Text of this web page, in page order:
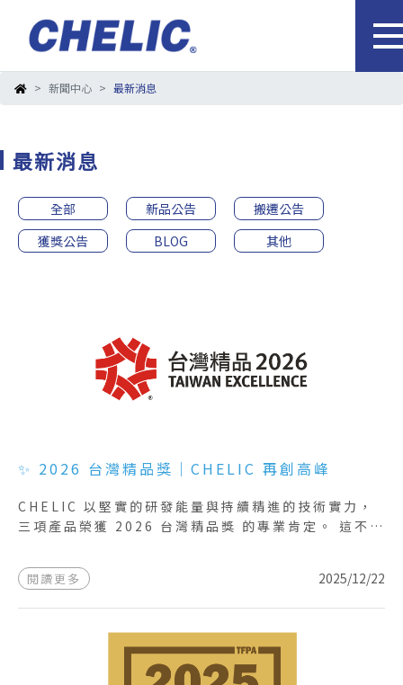
新聞中心 最新消息
最新消息
全部 新品公告
搬遷公告
獲獎公告
BLOG 其他
✨ 2026 台灣精品獎｜CHELIC 再創高峰
CHELIC 以堅實的研發能量與持續精進的技術實力，
三項產品榮獲 2026 台灣精品獎 的專業肯定。 這不僅
造領域穩健邁向未來的重要里程碑。 本次獲獎的三項
產品，充分展現 CHELIC 在 感測、電控與氣動 三大
核心領域的技術研發實力： 1️⃣ FN-V series｜超音
series｜高效節能真空控制單元 展望未來，CHELIC
將持續以創新為驅動，提供更完整、多元的智慧解決方
2025/12/22
閱讀更多